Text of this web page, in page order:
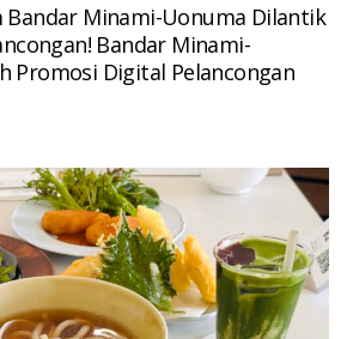
Bandar Minami-Uonuma Dilantik
Bandar Minami-
Promosi Digital Pelancongan